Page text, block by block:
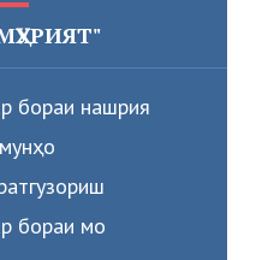
бораи нашрия
бораи мо